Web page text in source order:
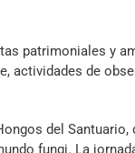
patrimoniales y
actividades de
del
fungi. La